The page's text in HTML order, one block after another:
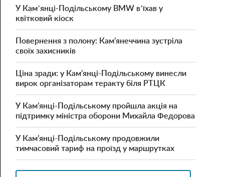
У Камʼянці-Подільському BMW вʼїхав у
квітковий кіоск
Повернення з полону: Кам’янеччина зустріла
своїх захисників
Ціна зради: у Кам’янці-Подільському винесли
вирок організаторам теракту біля РТЦК
У Кам’янці-Подільському пройшла акція на
підтримку міністра оборони Михайла Федорова
У Кам’янці-Подільському продовжили
тимчасовий тариф на проїзд у маршрутках